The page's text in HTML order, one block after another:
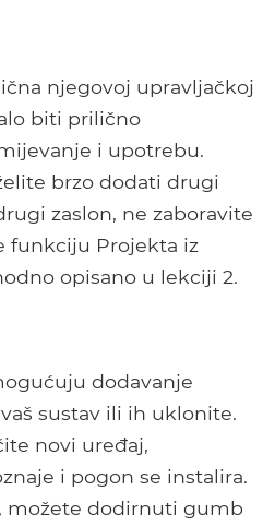
njegovoj upravljačkoj
biti prilično
i upotrebu.
brzo dodati drugi
zaslon, ne zaboravite
funkciju Projekta iz
opisano u lekciji 2.
dodavanje
sustav ili ih uklonite.
novi uređaj,
i pogon se instalira.
možete dodirnuti gumb